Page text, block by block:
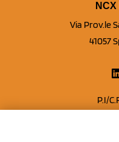
Via Prov.le
41057
P.I/
Capitale